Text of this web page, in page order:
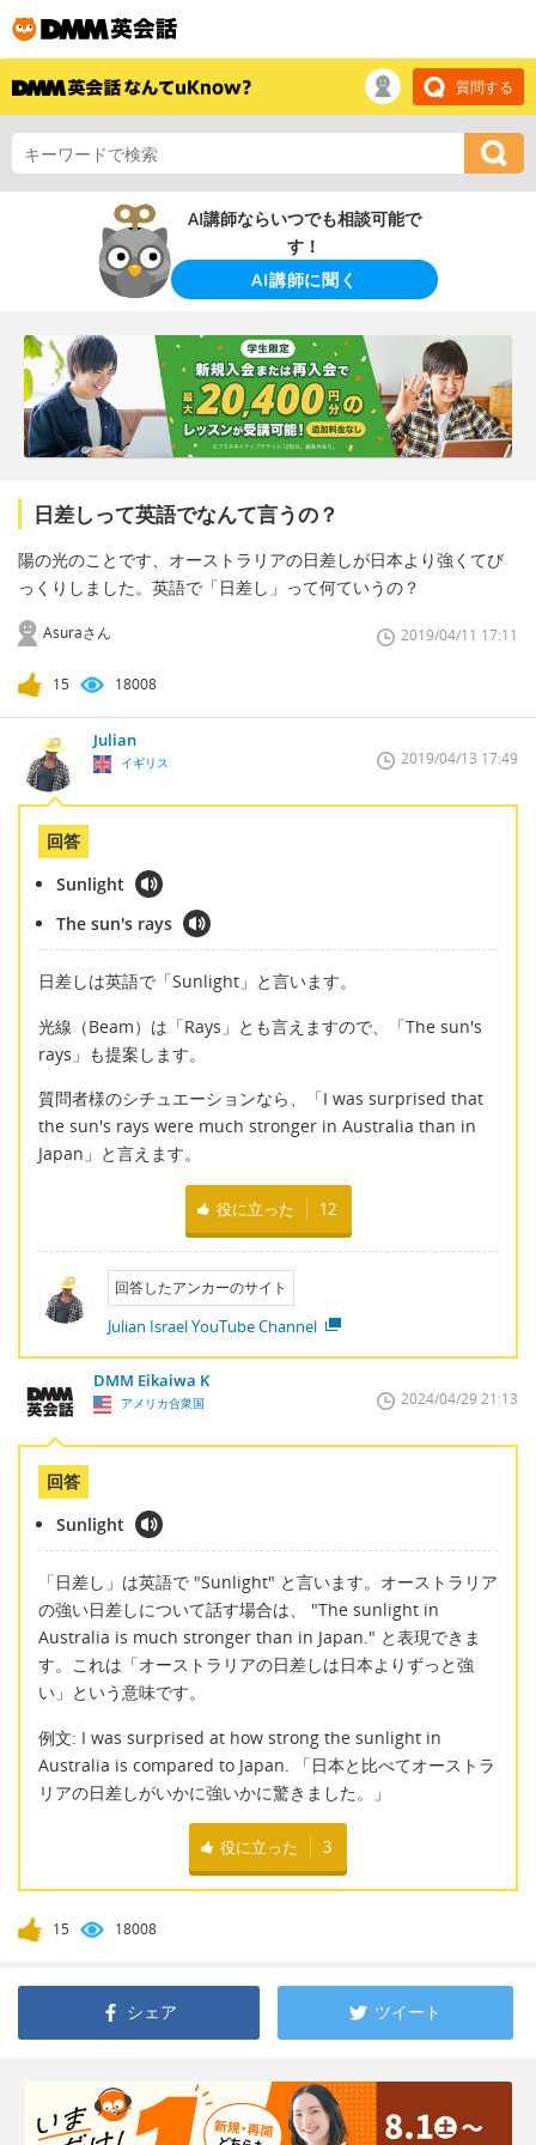
質問する
AI講師ならいつでも相談可能で
す！
AI講師に聞く
日差しって英語でなんて言うの？
陽の光のことです、オーストラリアの日差しが日本より強くてび
っくりしました。英語で「日差し」って何ていうの？
Asuraさん 2019/04/11 17:11
15 18008
Julian
イギリス 2019/04/13 17:49
回答
Sunlight
The sun's rays
日差しは英語で「Sunlight」と言います。
光線（Beam）は「Rays」とも言えますので、「The sun's
rays」も提案します。
質問者様のシチュエーションなら、「I was surprised that
the sun's rays were much stronger in Australia than in
Japan」と言えます。
役に立った 12
回答したアンカーのサイト
Julian Israel YouTube Channel
DMM Eikaiwa K
アメリカ合衆国 2024/04/29 21:13
回答
Sunlight
「日差し」は英語で "Sunlight" と言います。オーストラリア
の強い日差しについて話す場合は、 "The sunlight in
Australia is much stronger than in Japan." と表現できま
す。これは「オーストラリアの日差しは日本よりずっと強
い」という意味です。
例文: I was surprised at how strong the sunlight in
Australia is compared to Japan. 「日本と比べてオーストラ
リアの日差しがいかに強いかに驚きました。」
役に立った 3
15 18008
シェア ツイート